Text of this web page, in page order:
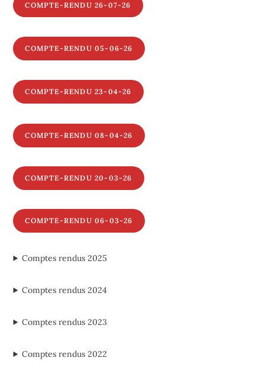
COMPTE-RENDU 26-07-26
COMPTE-RENDU 05-06-26
COMPTE-RENDU 23-04-26
COMPTE-RENDU 08-04-26
COMPTE-RENDU 20-03-26
COMPTE-RENDU 06-03-26
Comptes rendus 2025
Comptes rendus 2024
Comptes rendus 2023
Comptes rendus 2022